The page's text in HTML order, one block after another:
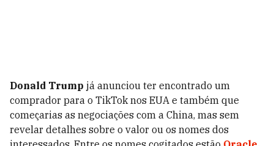
Donald Trump já anunciou ter encontrado um
comprador para o TikTok nos EUA e também que
começarias as negociações com a China, mas sem
revelar detalhes sobre o valor ou os nomes dos